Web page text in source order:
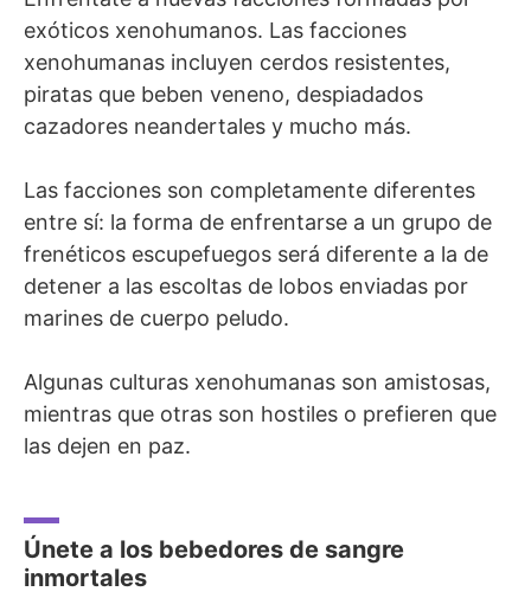
exóticos xenohumanos. Las facciones
xenohumanas incluyen cerdos resistentes,
piratas que beben veneno, despiadados
cazadores neandertales y mucho más.
Las facciones son completamente diferentes
entre sí: la forma de enfrentarse a un grupo de
frenéticos escupefuegos será diferente a la de
detener a las escoltas de lobos enviadas por
marines de cuerpo peludo.
Algunas culturas xenohumanas son amistosas,
mientras que otras son hostiles o prefieren que
las dejen en paz.
Únete a los bebedores de sangre
inmortales